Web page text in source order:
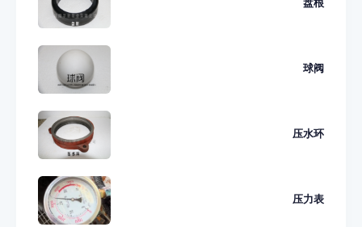
盘根
球阀
压水环
压力表